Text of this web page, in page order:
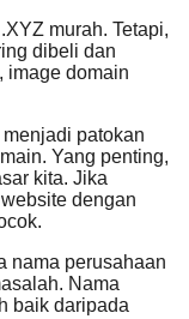
murah. Tetapi,
dibeli dan
image domain
patokan
Yang penting,
kita. Jika
dengan
nama perusahaan
Nama
baik daripada